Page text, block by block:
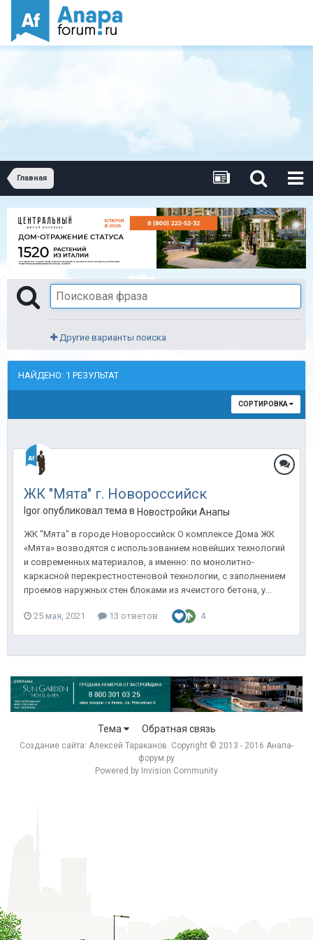
Главная
Другие варианты поиска
НАЙДЕНО: 1 РЕЗУЛЬТАТ
СОРТИРОВКА
ЖК "Мята" г. Новороссийск
Igor опубликовал тема в Новостройки Анапы
ЖК "Мята" в городе Новороссийск О комплексе Дома ЖК
«Мята» возводятся с использованием новейших технологий
и современных материалов, а именно: по монолитно-
каркасной перекрестностеновой технологии, с заполнением
проемов наружных стен блоками из ячеистого бетона, у...
25 мая, 2021 13 ответов 4
Тема Обратная связь
Создание сайта: Алексей Тараканов. Copyright © 2013 - 2016 Анапа-
форум.ру
Powered by Invision Community